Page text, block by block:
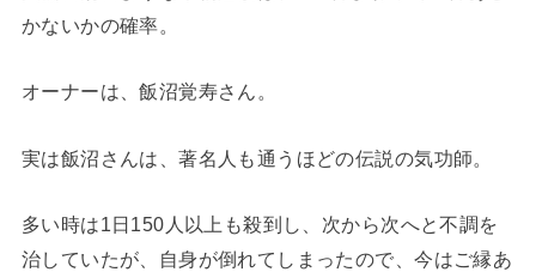
かないかの確率。
オーナーは、飯沼覚寿さん。
実は飯沼さんは、著名人も通うほどの伝説の気功師。
多い時は1日150人以上も殺到し、次から次へと不調を
治していたが、自身が倒れてしまったので、今はご縁あ